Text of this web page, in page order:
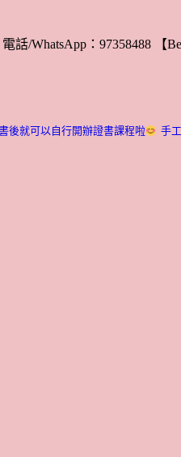
話/WhatsApp：97358488 【
後就可以自行開辦證書課程啦 手